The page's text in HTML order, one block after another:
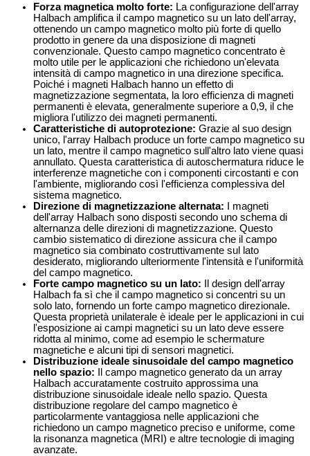
Forza magnetica molto forte: La configurazione dell'array
Halbach amplifica il campo magnetico su un lato dell'array,
ottenendo un campo magnetico molto più forte di quello
prodotto in genere da una disposizione di magneti
convenzionale. Questo campo magnetico concentrato è
molto utile per le applicazioni che richiedono un'elevata
intensità di campo magnetico in una direzione specifica.
Poiché i magneti Halbach hanno un effetto di
magnetizzazione segmentata, la loro efficienza di magneti
permanenti è elevata, generalmente superiore a 0,9, il che
migliora l'utilizzo dei magneti permanenti.
Caratteristiche di autoprotezione: Grazie al suo design
unico, l'array Halbach produce un forte campo magnetico su
un lato, mentre il campo magnetico sull'altro lato viene quasi
annullato. Questa caratteristica di autoschermatura riduce le
interferenze magnetiche con i componenti circostanti e con
l'ambiente, migliorando così l'efficienza complessiva del
sistema magnetico.
Direzione di magnetizzazione alternata: I magneti
dell'array Halbach sono disposti secondo uno schema di
alternanza delle direzioni di magnetizzazione. Questo
cambio sistematico di direzione assicura che il campo
magnetico sia combinato costruttivamente sul lato
desiderato, migliorando ulteriormente l'intensità e l'uniformità
del campo magnetico.
Forte campo magnetico su un lato: Il design dell'array
Halbach fa sì che il campo magnetico si concentri su un
solo lato, fornendo un forte campo magnetico direzionale.
Questa proprietà unilaterale è ideale per le applicazioni in cui
l'esposizione ai campi magnetici su un lato deve essere
ridotta al minimo, come ad esempio le schermature
magnetiche e alcuni tipi di sensori magnetici.
Distribuzione ideale sinusoidale del campo magnetico
nello spazio: Il campo magnetico generato da un array
Halbach accuratamente costruito approssima una
distribuzione sinusoidale ideale nello spazio. Questa
distribuzione regolare del campo magnetico è
particolarmente vantaggiosa nelle applicazioni che
richiedono un campo magnetico preciso e uniforme, come
la risonanza magnetica (MRI) e altre tecnologie di imaging
avanzate.